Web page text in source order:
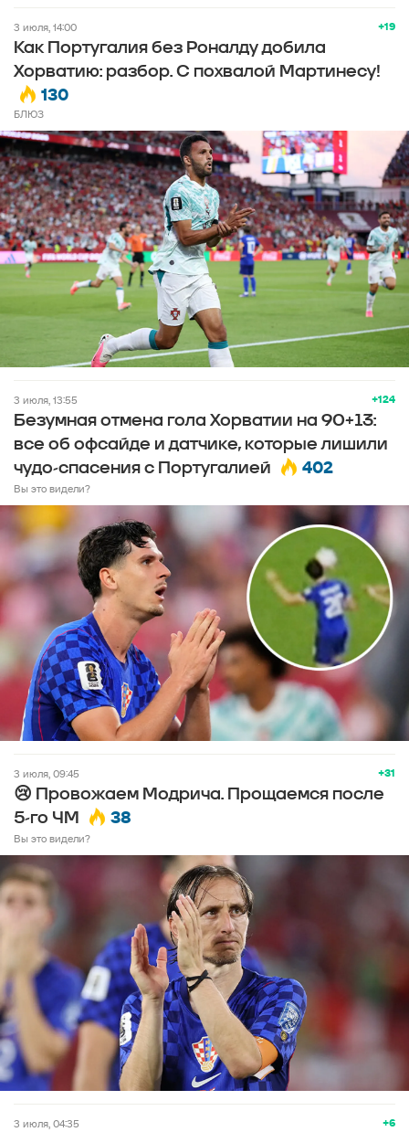
+19
3 июля, 14:00
Как Португалия без Роналду добила
Хорватию: разбор. С похвалой Мартинесу!
130
БЛЮЗ
+124
3 июля, 13:55
Безумная отмена гола Хорватии на 90+13:
все об офсайде и датчике, которые лишили
чудо-спасения с Португалией
402
Вы это видели?
+31
3 июля, 09:45
😢 Провожаем Модрича. Прощаемся после
5-го ЧМ
38
Вы это видели?
+6
3 июля, 04:35